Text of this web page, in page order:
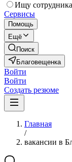
Ищу сотрудника
Сервисы
Помощь
Ещё
Поиск
Благовещенка
Войти
Войти
Создать резюме
Главная
/
вакансии в